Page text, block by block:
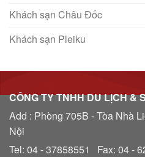
Khách sạn Châu Đốc
Khách sạn Pleiku
CÔNG TY TNHH DU LỊCH &
Add : Phòng 705B - Tòa Nhà
Nội
Tel: 04 - 37858551 Fax: 04 -